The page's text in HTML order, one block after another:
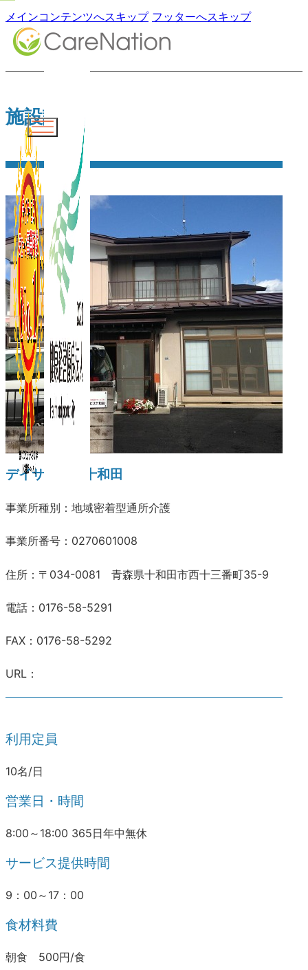
メインコンテンツへスキップ フッターへスキップ
施設詳細
デイサービス十和田
事業所種別：地域密着型通所介護
事業所番号：0270601008
住所：〒034-0081 青森県十和田市西十三番町35-9
電話：0176-58-5291
FAX：0176-58-5292
URL：
利用定員
10名/日
営業日・時間
8:00～18:00 365日年中無休
サービス提供時間
9：00～17：00
食材料費
朝食 500円/食